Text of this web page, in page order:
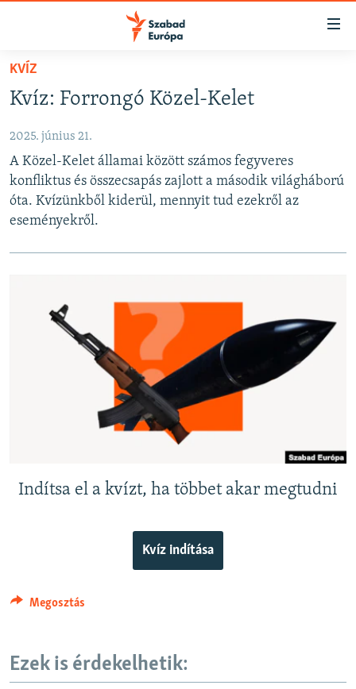
Akadálymentes
Ugrás
fő
Ugrás
tartalomjegyzékre
Ugrás
PODCASTOK
VIDEÓK
ELEMZŐ
NER15
SZABADON
DEMOKRÁCIA
A PÉNZ NYOMÁBAN
EURÓPAI UNIÓ
KLÍMAVÁLTOZÁS
KÖVESSEN MINKET!
Valamennyi RFE/RL weboldal
KVÍZ
Kvíz: Forrongó Közel-Kelet
2025. június 21.
A Közel-Kelet államai között számos fegyveres
konfliktus és összecsapás zajlott a második világháború
óta. Kvízünkből kiderül, mennyit tud ezekről az
eseményekről.
Indítsa el a kvízt, ha többet akar megtudni
Kvíz indítása
Megosztás
Ezek is érdekelhetik:
Spotify